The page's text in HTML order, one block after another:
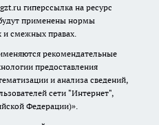
гиперссылка на ресурс
применены нормы
и смежных правах.
рекомендательные
предоставления
и анализа сведений,
сети "Интернет",
Федерации)».